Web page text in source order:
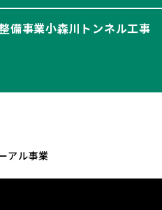
備事業小森川トンネル工事
アル事業